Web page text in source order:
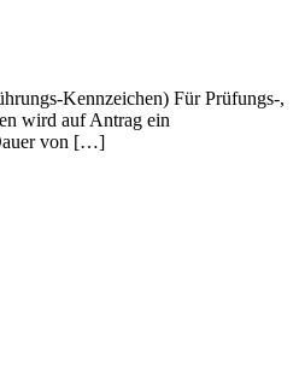
Kennzeichen) Für Prüfungs-,
wird auf Antrag ein
von […]